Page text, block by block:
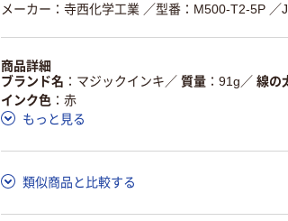
メーカー：寺西化学工業 ／型番：M500-T2-5P ／
商品詳細
ブランド名
マジックインキ ／ 質量 91g ／ 線の
インク色
赤
もっと見る
類似商品と比較する